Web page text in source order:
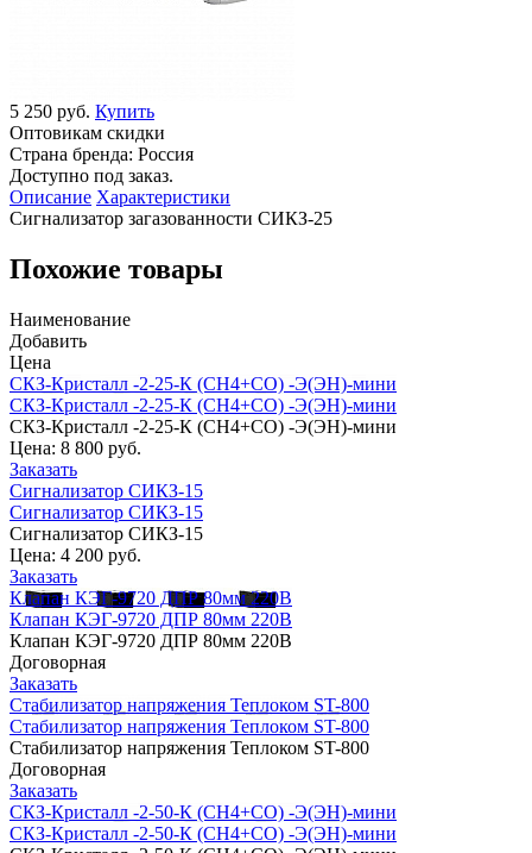
5 250 руб. Купить
Оптовикам скидки
Страна бренда: Россия
Доступно под заказ.
Описание Характеристики
Сигнализатор загазованности СИКЗ-25
Похожие товары
Наименование
Добавить
Цена
СКЗ-Кристалл -2-25-К (СН4+СО) -Э(ЭН)-мини
СКЗ-Кристалл -2-25-К (СН4+СО) -Э(ЭН)-мини
СКЗ-Кристалл -2-25-К (СН4+СО) -Э(ЭН)-мини
Цена: 8 800 руб.
Заказать
Сигнализатор СИКЗ-15
Сигнализатор СИКЗ-15
Сигнализатор СИКЗ-15
Цена: 4 200 руб.
Заказать
Клапан КЭГ-9720 ДПР 80мм 220В
Клапан КЭГ-9720 ДПР 80мм 220В
Клапан КЭГ-9720 ДПР 80мм 220В
Договорная
Заказать
Стабилизатор напряжения Теплоком ST-800
Стабилизатор напряжения Теплоком ST-800
Стабилизатор напряжения Теплоком ST-800
Договорная
Заказать
СКЗ-Кристалл -2-50-К (СН4+СО) -Э(ЭН)-мини
СКЗ-Кристалл -2-50-К (СН4+СО) -Э(ЭН)-мини